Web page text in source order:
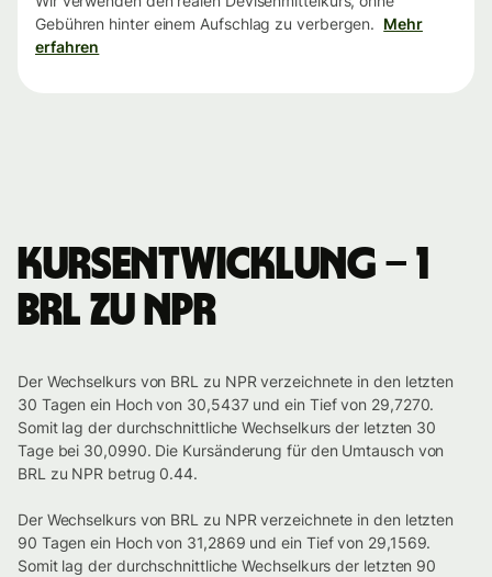
Gebühren hinter einem Aufschlag zu verbergen. Mehr
erfahren
Kursentwicklung – 1
BRL zu NPR
Der Wechselkurs von BRL zu NPR verzeichnete in den letzten
30 Tagen ein Hoch von 30,5437 und ein Tief von 29,7270.
Somit lag der durchschnittliche Wechselkurs der letzten 30
Tage bei 30,0990. Die Kursänderung für den Umtausch von
BRL zu NPR betrug 0.44.
Der Wechselkurs von BRL zu NPR verzeichnete in den letzten
90 Tagen ein Hoch von 31,2869 und ein Tief von 29,1569.
Somit lag der durchschnittliche Wechselkurs der letzten 90